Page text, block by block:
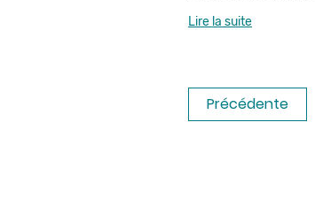
Lire la suite
Précédente